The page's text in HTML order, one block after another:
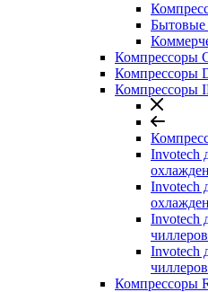
Бытовые
Компрессоры
Компрессоры
Компрессоры
Invotech
Invotech
Invotech
Invotech
Компрессоры